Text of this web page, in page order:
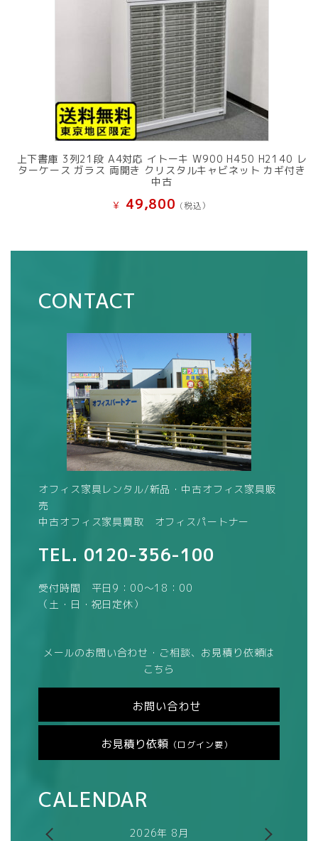
上下書庫 3列21段 A4対応 イトーキ W900 H450 H2140 レ
ターケース ガラス 両開き クリスタルキャビネット カギ付き
中古
¥ 49,800 (税込）
CONTACT
オフィス家具レンタル/新品・中古オフィス家具販
売
中古オフィス家具買取 オフィスパートナー
TEL. 0120-356-100
受付時間 平日9：00～18：00
（土・日・祝日定休）
メールのお問い合わせ・ご相談、お見積り依頼は
こちら
お問い合わせ
お見積り依頼 （ログイン要）
CALENDAR
2026年 8月